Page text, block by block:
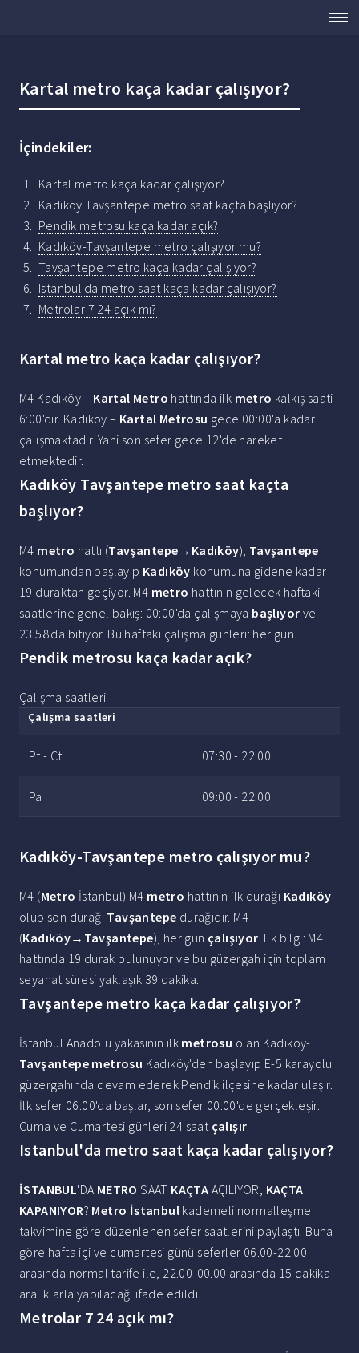
Kartal metro kaça kadar çalışıyor?
İçindekiler:
Kartal metro kaça kadar çalışıyor?
Kadıköy Tavşantepe metro saat kaçta başlıyor?
Pendik metrosu kaça kadar açık?
Kadıköy-Tavşantepe metro çalışıyor mu?
Tavşantepe metro kaça kadar çalışıyor?
Istanbul'da metro saat kaça kadar çalışıyor?
Metrolar 7 24 açık mı?
Kartal metro kaça kadar çalışıyor?
M4 Kadıköy – Kartal Metro hattında ilk metro kalkış saati
6:00'dır. Kadıköy – Kartal Metrosu gece 00:00'a kadar
çalışmaktadır. Yani son sefer gece 12'de hareket
etmektedir.
Kadıköy Tavşantepe metro saat kaçta
başlıyor?
M4 metro hattı (Tavşantepe‎→ Kadıköy), Tavşantepe
konumundan başlayıp Kadıköy konumuna gidene kadar
19 duraktan geçiyor. M4 metro hattının gelecek haftaki
saatlerine genel bakış: 00:00'da çalışmaya başlıyor ve
23:58'da bitiyor. Bu haftaki çalışma günleri: her gün.
Pendik metrosu kaça kadar açık?
Çalışma saatleri
Çalışma saatleri
Pt - Ct 07:30 - 22:00
Pa 09:00 - 22:00
Kadıköy-Tavşantepe metro çalışıyor mu?
M4 (Metro İstanbul) M4 metro hattının ilk durağı Kadıköy
olup son durağı Tavşantepe durağıdır. M4
(Kadıköy‎→ Tavşantepe), her gün çalışıyor. Ek bilgi: M4
hattında 19 durak bulunuyor ve bu güzergah için toplam
seyahat süresi yaklaşık 39 dakika.
Tavşantepe metro kaça kadar çalışıyor?
İstanbul Anadolu yakasının ilk metrosu olan Kadıköy-
Tavşantepe metrosu Kadıköy'den başlayıp E-5 karayolu
güzergahında devam ederek Pendik ilçesine kadar ulaşır.
İlk sefer 06:00'da başlar, son sefer 00:00'de gerçekleşir.
Cuma ve Cumartesi günleri 24 saat çalışır.
Istanbul'da metro saat kaça kadar çalışıyor?
İSTANBUL'DA METRO SAAT KAÇTA AÇILIYOR, KAÇTA
KAPANIYOR? Metro İstanbul kademeli normalleşme
takvimine göre düzenlenen sefer saatlerini paylaştı. Buna
göre hafta içi ve cumartesi günü seferler 06.00-22.00
arasında normal tarife ile, 22.00-00.00 arasında 15 dakika
aralıklarla yapılacağı ifade edildi.
Metrolar 7 24 açık mı?